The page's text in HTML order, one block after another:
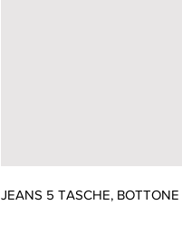
JEANS 5 TASCHE,